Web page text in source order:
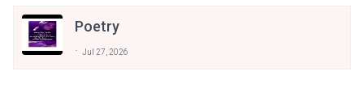
Poetry
Jul 27, 2026